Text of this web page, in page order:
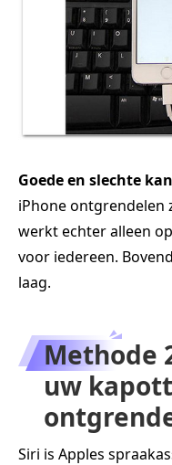
Goede en slechte
iPhone ontgrendelen
werkt echter alleen
voor iedereen.
laag.
Methode
uw
Siri is Apples